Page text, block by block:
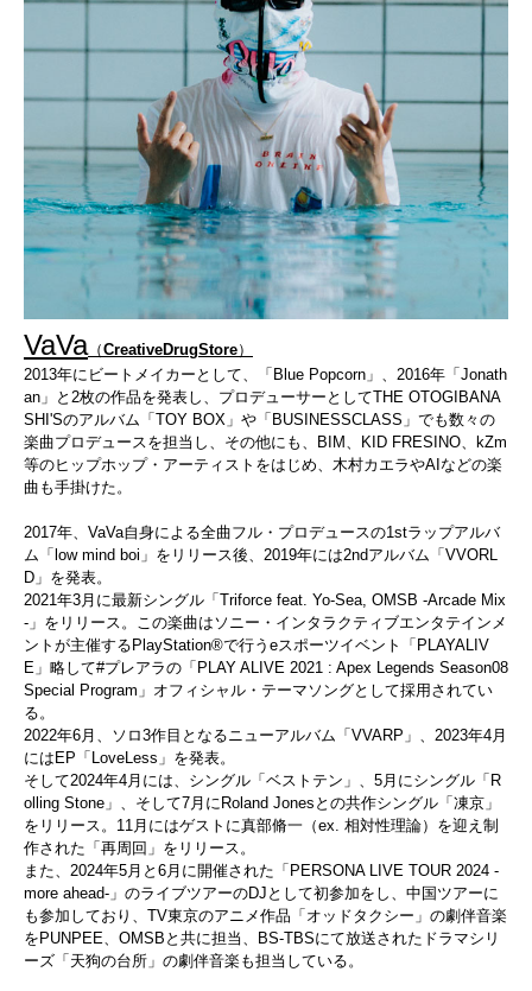
VaVa（CreativeDrugStore）
2013年にビートメイカーとして、「 Blue Popcorn 」、 2016年「 Jonath
an 」と 2枚の作品を発表し、プロデューサーとしてTHE OTOGIBANA
SHI'Sのアルバム「 TOY BOX 」や「 BUSINESSCLASS 」でも数々の
楽曲プロデュースを担当し、その他にも、
BIM 、 KID FRESINO、
kZm
等のヒップホップ・アーティストをはじめ、木村カエラやAI などの楽
曲も手掛けた。
2017年、 VaVa自身による全曲フル・プロデュースの1stラップアルバ
ム「 low mind boi 」をリリース後、 2019年には2ndアルバム「 VVORL
D 」を発表。
2021年3月に最新シングル「 Triforce feat. Yo-Sea, OMSB -Arcade Mix
- 」をリリース。この楽曲はソニー・インタラクティブエンタテインメ
ントが主催する PlayStation®で行う eスポーツイベント「 PLAYALIV
E 」略して#プレアラの「 PLAY ALIVE 2021 : Apex Legends Season08
Special Program 」オフィシャル・テーマソングとして採用されてい
る。
2022年6月、ソロ3作目となるニューアルバム「 VVARP 」、 2023年4月
には EP 「 LoveLess 」を発表。
そして2024年4月には、シングル「ベストテン」、 5月にシングル「 R
olling Stone 」、そして7月に Roland Jones との共作シングル「凍京」
をリリース。 11月にはゲストに真部脩一（ex. 相対性理論）を迎え制
作された「再周回」をリリース。
また、 2024年5月と 6月に開催された「 PERSONA LIVE TOUR 2024 -
more ahead- 」のライブツアーのDJ として初参加をし、中国ツアーに
も参加しており、 TV東京のアニメ作品「オッドタクシー」の劇伴音楽
を PUNPEE、 OMSB と共に担当、 BS-TBSにて放送されたドラマシリ
ーズ「天狗の台所」の劇伴音楽も担当している。